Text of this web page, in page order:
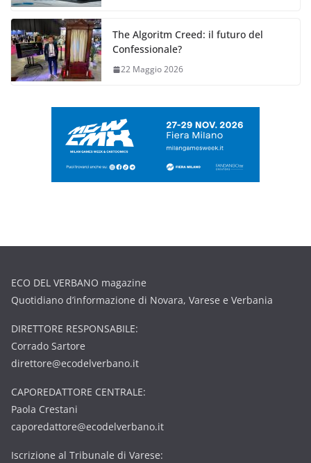
The Algoritm Creed: il futuro del
Confessionale?
22 Maggio 2026
ECO DEL VERBANO magazine
Quotidiano d’informazione di Novara, Varese e Verbania
DIRETTORE RESPONSABILE:
Corrado Sartore
direttore@ecodelverbano.it
CAPOREDATTORE CENTRALE:
Paola Crestani
caporedattore@ecodelverbano.it
Iscrizione al Tribunale di Varese: